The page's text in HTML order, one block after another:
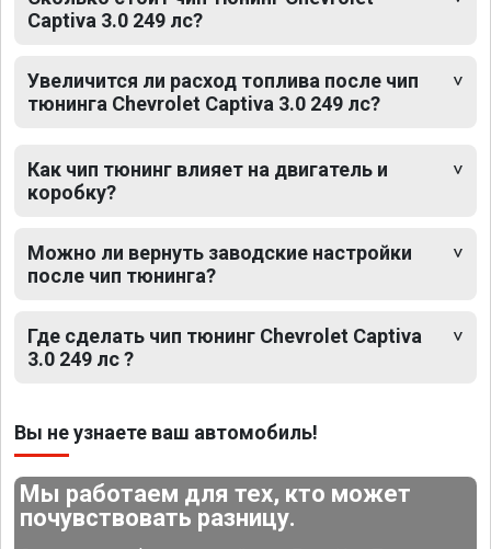
Captiva 3.0 249 лс?
Увеличится ли расход топлива после чип
тюнинга Chevrolet Captiva 3.0 249 лс?
Как чип тюнинг влияет на двигатель и
коробку?
Можно ли вернуть заводские настройки
после чип тюнинга?
Где сделать чип тюнинг Chevrolet Captiva
3.0 249 лс ?
Вы не узнаете ваш автомобиль!
Мы работаем для тех, кто может
почувствовать разницу.